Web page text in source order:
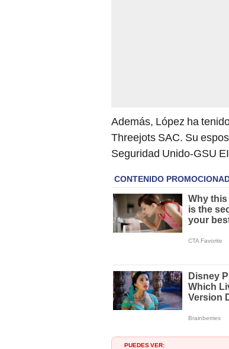
Además, López ha
Threejots SAC. Su
Seguridad Unido-GSU
PUEDES VER: